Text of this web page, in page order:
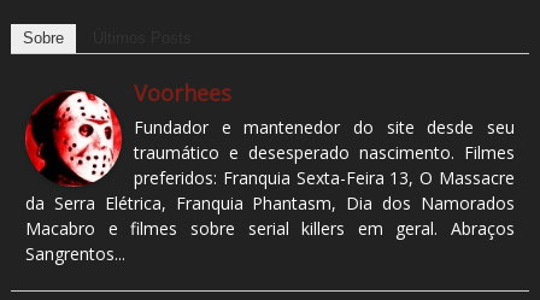
Sobre
Voorhees
Fundador e mantenedor do site desde seu
traumático e desesperado nascimento. Filmes
preferidos: Franquia Sexta-Feira 13, O Massacre
da Serra Elétrica, Franquia Phantasm, Dia dos Namorados
Macabro e filmes sobre serial killers em geral. Abraços
Sangrentos...